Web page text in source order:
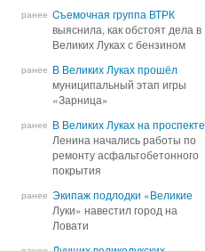
ранее Cъемочная группа ВТРК
выяснила, как обстоят дела в
Великих Луках с бензином
Cъемочная группа ВТРК
выяснила, как обстоят дела в
Великих Луках с бензином
ранее В Великих Луках прошёл
муниципальный этап игры
«Зарница»
В Великих Луках прошёл
муниципальный этап игры
«Зарница»
ранее В Великих Луках на проспекте
Ленина начались работы по
ремонту асфальтобетонного
покрытия
В Великих Луках на проспекте
Ленина начались работы по
ремонту асфальтобетонного
покрытия
ранее Экипаж подлодки «Великие
Луки» навестил город на
Ловати
Экипаж подлодки «Великие
Луки» навестил город на
Ловати